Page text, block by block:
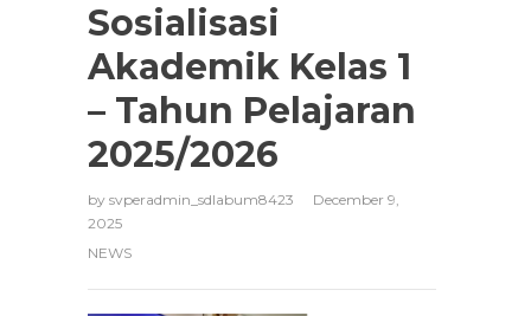
Sosialisasi
Akademik Kelas 1
– Tahun Pelajaran
2025/2026
by svperadmin_sdlabum8423
December 9,
2025
NEWS